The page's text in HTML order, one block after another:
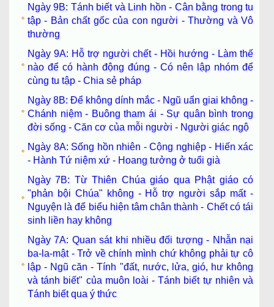
Ngày 9B: Tánh biết và Linh hồn - Cân bằng trong tu
tập - Bản chất gốc của con người - Thường và Vô
thường
Ngày 9A: Hỗ trợ người chết - Hồi hướng - Làm thế
nào để có hành động đúng - Có nên lập nhóm để
cùng tu tập - Chia sẻ pháp
Ngày 8B: Để không dính mắc - Ngũ uẩn giai không -
Chánh niệm - Buông tham ái - Sự quân bình trong
đời sống - Căn cơ của mỗi người - Người giác ngộ
Ngày 8A: Sống hồn nhiên - Cộng nghiệp - Hiến xác
- Hành Tứ niệm xứ - Hoang tưởng ở tuổi già
Ngày 7B: Từ Thiên Chúa giáo qua Phật giáo có
"phản bội Chúa" không - Hỗ trợ người sắp mất -
Nguyện là để biểu hiện tâm chân thành - Chết có tái
sinh liền hay không
Ngày 7A: Quan sát khi nhiều đối tượng - Nhẫn nại
ba-la-mật - Trở về chính mình chứ không phải tự cô
lập - Ngũ căn - Tính "đất, nước, lửa, gió, hư không
và tánh biết" của muôn loài - Tánh biết tự nhiên và
Tánh biết qua ý thức